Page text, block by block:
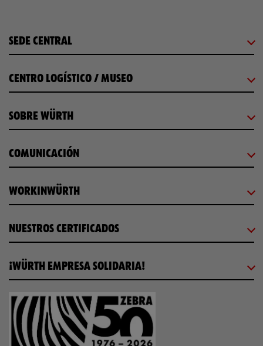
SEDE CENTRAL
CENTRO LOGÍSTICO / MUSEO
SOBRE WÜRTH
COMUNICACIÓN
WORKINWÜRTH
NUESTROS CERTIFICADOS
¡WÜRTH EMPRESA SOLIDARIA!